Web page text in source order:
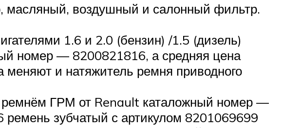
масляный, воздушный и салонный фильтр.
1.6 и 2.0 (бензин) /1.5 (дизель)
номер — 8200821816, а средняя цена
меняют и натяжитель ремня приводного
ГРМ от Renault каталожный номер —
зубчатый с артикулом 8201069699